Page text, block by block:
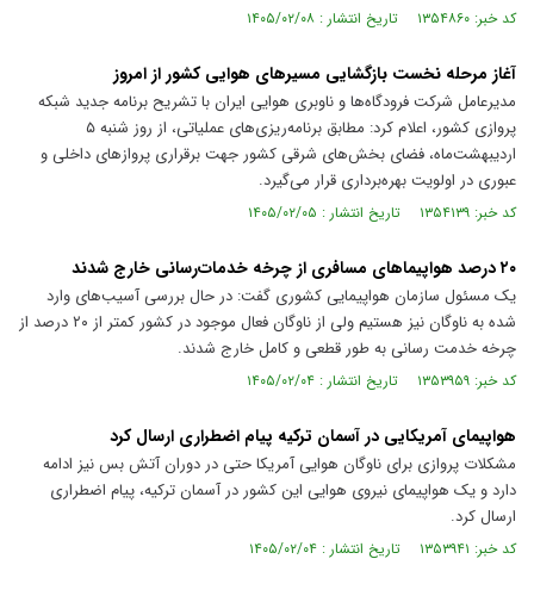
کد خبر: ۱۳۵۴۸۶۰ تاریخ انتشار : ۱۴۰۵/۰۲/۰۸
آغاز مرحله نخست بازگشایی مسیرهای هوایی کشور از امروز
مدیرعامل شرکت فرودگاه‌ها و ناوبری هوایی ایران با تشریح برنامه جدید شبکه
پروازی کشور، اعلام کرد: مطابق برنامه‌ریزی‌های عملیاتی، از روز شنبه ۵
اردیبهشت‌ماه، فضای بخش‌های شرقی کشور جهت برقراری پروازهای داخلی و
عبوری در اولویت بهره‌برداری قرار می‌گیرد.
کد خبر: ۱۳۵۴۱۳۹ تاریخ انتشار : ۱۴۰۵/۰۲/۰۵
۲۰ درصد هواپیماهای مسافری از چرخه خدمات‌رسانی خارج شدند
یک مسئول سازمان هواپیمایی کشوری گفت: در حال بررسی آسیب‌های وارد
شده به ناوگان نیز هستیم ولی از ناوگان فعال موجود در کشور کمتر از ۲۰ درصد از
چرخه خدمت رسانی به طور قطعی و کامل خارج شدند.
کد خبر: ۱۳۵۳۹۵۹ تاریخ انتشار : ۱۴۰۵/۰۲/۰۴
هواپیمای آمریکایی در آسمان ترکیه پیام اضطراری ارسال کرد
مشکلات پروازی برای ناوگان هوایی آمریکا حتی در دوران آتش بس نیز ادامه
دارد و یک هواپیمای نیروی هوایی این کشور در آسمان ترکیه، پیام اضطراری
ارسال کرد.
کد خبر: ۱۳۵۳۹۴۱ تاریخ انتشار : ۱۴۰۵/۰۲/۰۴